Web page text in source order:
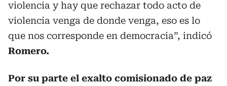
violencia y hay que rechazar todo acto de
violencia venga de donde venga, eso es lo
que nos corresponde en democracia”, indicó
Romero.
Por su parte el exalto comisionado de paz